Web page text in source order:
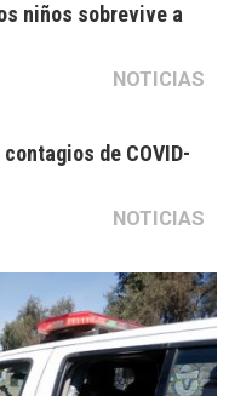
niños sobrevive a
NOTICIAS
de COVID-
NOTICIAS